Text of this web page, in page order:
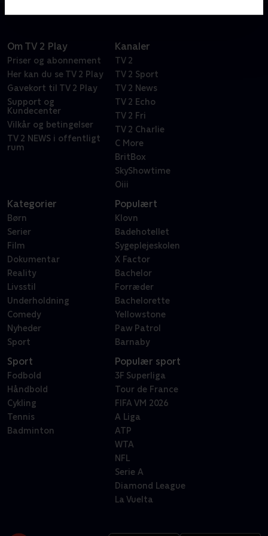
Om TV 2 Play
Priser og abonnement
Her kan du se TV 2 Play
Gavekort til TV 2 Play
Support og
Kundecenter
Vilkår og betingelser
TV 2 NEWS i offentligt
rum
Kanaler
TV 2
TV 2 Sport
TV 2 News
TV 2 Echo
TV 2 Fri
TV 2 Charlie
C More
BritBox
SkyShowtime
Oiii
Kategorier
Børn
Serier
Film
Dokumentar
Reality
Livsstil
Underholdning
Comedy
Nyheder
Sport
Populært
Klovn
Badehotellet
Sygeplejeskolen
X Factor
Bachelor
Forræder
Bachelorette
Yellowstone
Paw Patrol
Barnaby
Sport
Fodbold
Håndbold
Cykling
Tennis
Badminton
Populær sport
3F Superliga
Tour de France
FIFA VM 2026
A Liga
ATP
WTA
NFL
Serie A
Diamond League
La Vuelta